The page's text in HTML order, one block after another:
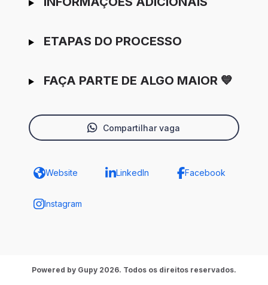
ETAPAS DO PROCESSO
FAÇA PARTE DE ALGO MAIOR 💙
Compartilhar vaga
Website LinkedIn Facebook
Instagram
Powered by Gupy 2026. Todos os direitos reservados.